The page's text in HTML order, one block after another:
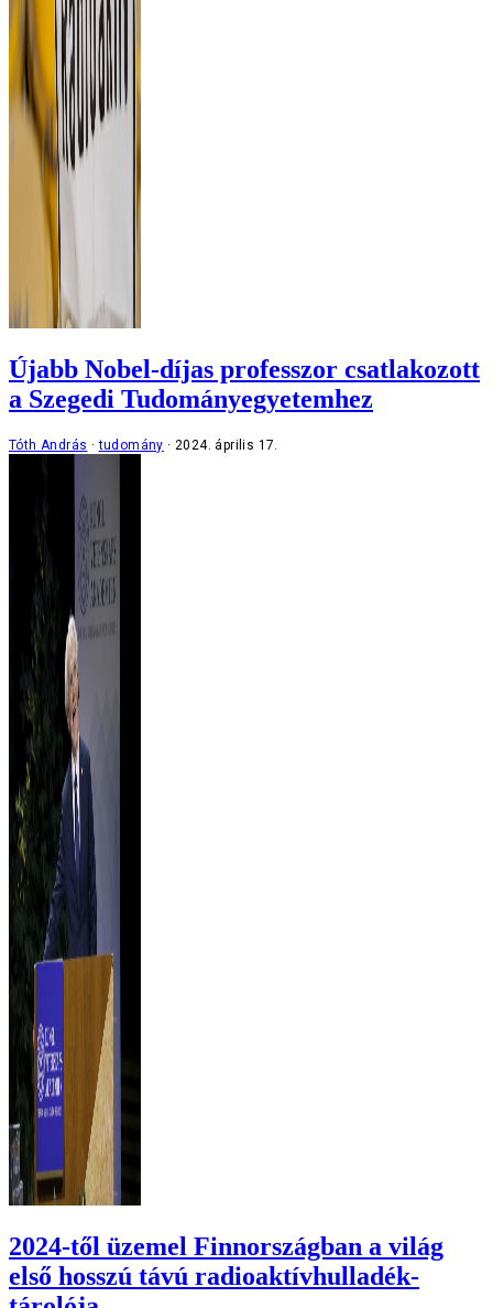
Újabb Nobel-díjas professzor csatlakozott
a Szegedi Tudományegyetemhez
Tóth András tudomány 2024. április 17.
2024-től üzemel Finnországban a világ
első hosszú távú radioaktívhulladék-